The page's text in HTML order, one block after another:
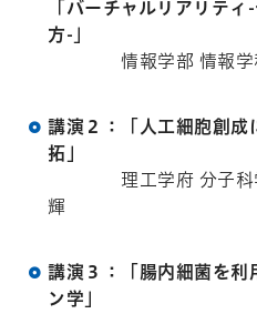
「バーチャルリアリテ
方-」
情報学部 情報学
講演２：「人工細胞創成
拓」
理工学府 分子科
輝
講演３：「腸内細菌を利
ン学」